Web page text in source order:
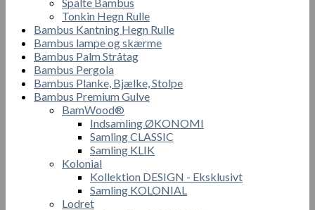
Tonkin Hegn Rulle
Bambus Kantning Hegn Rulle
Bambus lampe og skærme
Bambus Palm Stråtag
Bambus Pergola
Bambus Planke, Bjælke, Stolpe
Bambus Premium Gulve
BamWood®
Indsamling ØKONOMI
Samling CLASSIC
Samling KLIK
Kolonial
Kollektion DESIGN - Eksklusivt
Samling KOLONIAL
Lodret